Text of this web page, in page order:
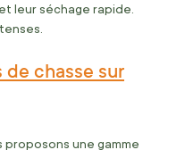
leur séchage rapide.
chasse sur
proposons une gamme